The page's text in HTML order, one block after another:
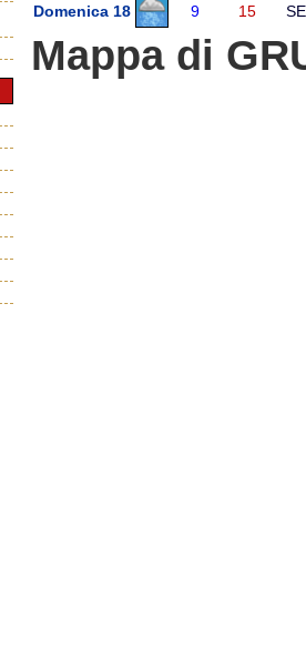
Domenica 18
9 15 SE
Mappa di